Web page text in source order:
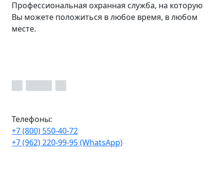
Профессиональная охранная служба, на которую
Вы можете положиться в любое время, в любом
месте.
Телефоны:
+7 (800) 550-40-72
+7 (962) 220-99-95 (WhatsApp)